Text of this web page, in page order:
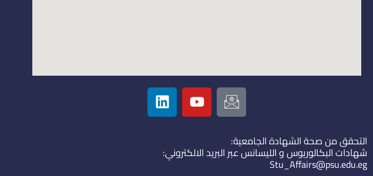
I
c
o
-
e
Y
o
u
u
b
L
i
n
التحقق من صحة الشهادة الجامعية:
شهادات البكالوريوس و الليسانس عبر البريد الالكتروني:
Stu_Affairs@psu.edu.eg